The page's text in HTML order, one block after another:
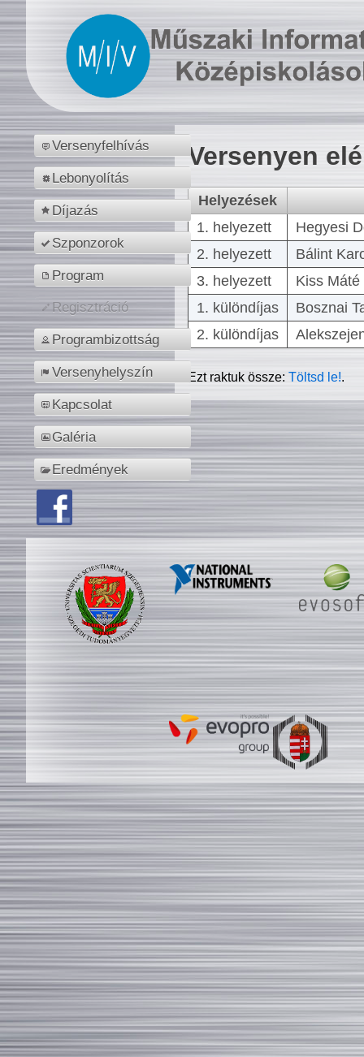
Versenyfelhívás
Lebonyolítás
Díjazás
Szponzorok
Program
Regisztráció
Programbizottság
Versenyhelyszín
Kapcsolat
Galéria
Eredmények
Versenyen
Helyezések
1. helyezett
Hegyesi
2. helyezett
Bálint
3. helyezett
Kiss
1. különdíjas
Bosznai
2. különdíjas
Ezt raktuk össze:Töltsd le!.